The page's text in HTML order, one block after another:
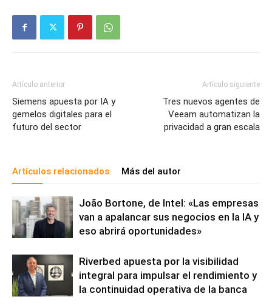
Artículo anterior
Siemens apuesta por IA y
gemelos digitales para el
futuro del sector
Artículo siguiente
Tres nuevos agentes de
Veeam automatizan la
privacidad a gran escala
Artículos relacionados Más del autor
João Bortone, de Intel: «Las empresas
van a apalancar sus negocios en la IA y
eso abrirá oportunidades»
Riverbed apuesta por la visibilidad
integral para impulsar el rendimiento y
la continuidad operativa de la banca